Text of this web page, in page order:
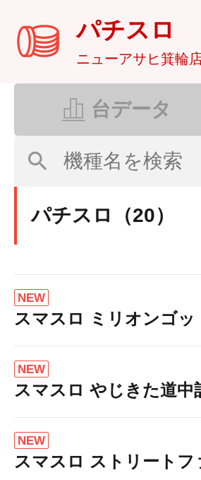
パチスロ
ニューアサヒ箕輪
台データ
パチスロ（20）
NEW
スマスロ ミリオンゴッ
NEW
スマスロ やじきた道中
NEW
スマスロ ストリートフ